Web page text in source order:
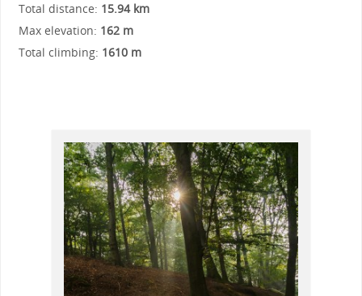
Total distance: 15.94 km
Max elevation: 162 m
Total climbing: 1610 m